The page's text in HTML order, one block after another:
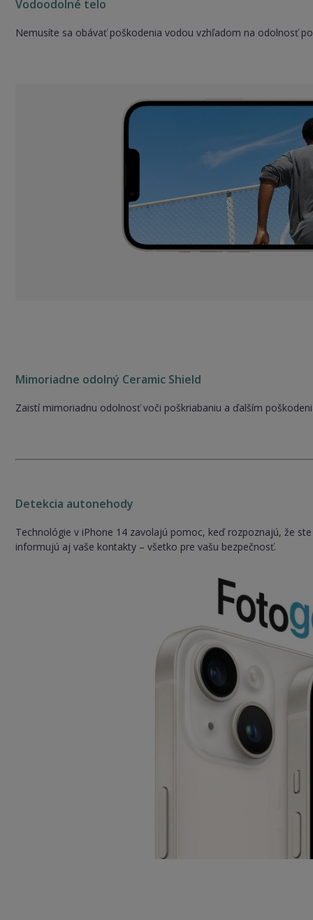
Vodoodolné telo
Nemusíte sa obávať poškodenia vodou vzhľadom na odolnosť
Mimoriadne odolný Ceramic Shield
Zaistí mimoriadnu odolnosť voči poškriabaniu a ďalším
Detekcia autonehody
Technológie v iPhone 14 zavolajú pomoc, keď rozpoznajú, že
informujú aj vaše kontakty – všetko pre vašu bezpečnosť.